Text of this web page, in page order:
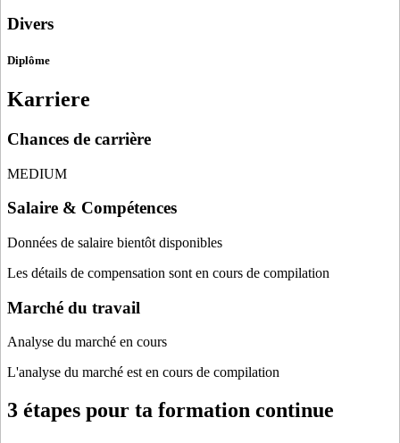
Divers
Diplôme
Karriere
Chances de carrière
MEDIUM
Salaire & Compétences
Données de salaire bientôt disponibles
Les détails de compensation sont en cours de compilation
Marché du travail
Analyse du marché en cours
L'analyse du marché est en cours de compilation
3 étapes pour ta formation continue